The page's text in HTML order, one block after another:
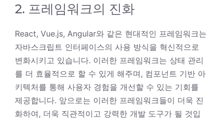
2. 프레임워크의 진화
React, Vue.js, Angular와 같은 현대적인 프레임워크는
자바스크립트 인터페이스의 사용 방식을 혁신적으로
변화시키고 있습니다. 이러한 프레임워크는 상태 관리
를 더 효율적으로 할 수 있게 해주며, 컴포넌트 기반 아
키텍처를 통해 사용자 경험을 개선할 수 있는 기회를
제공합니다. 앞으로는 이러한 프레임워크들이 더욱 진
화하여, 더욱 직관적이고 강력한 개발 도구가 될 것입